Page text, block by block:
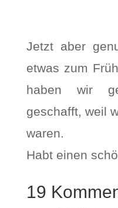
Jetzt aber
etwas zum
haben wir
geschafft, weil
waren.
Habt einen
19